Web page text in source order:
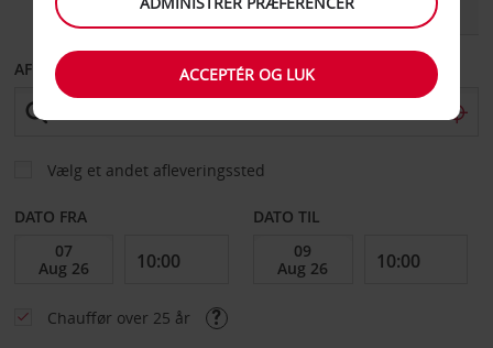
VAREVOGN
AFHENT FRA
Vælg et andet afleveringssted
DATO FRA DATO TIL
Chauffør over 25 år
ACCEPTÉR OG LUK